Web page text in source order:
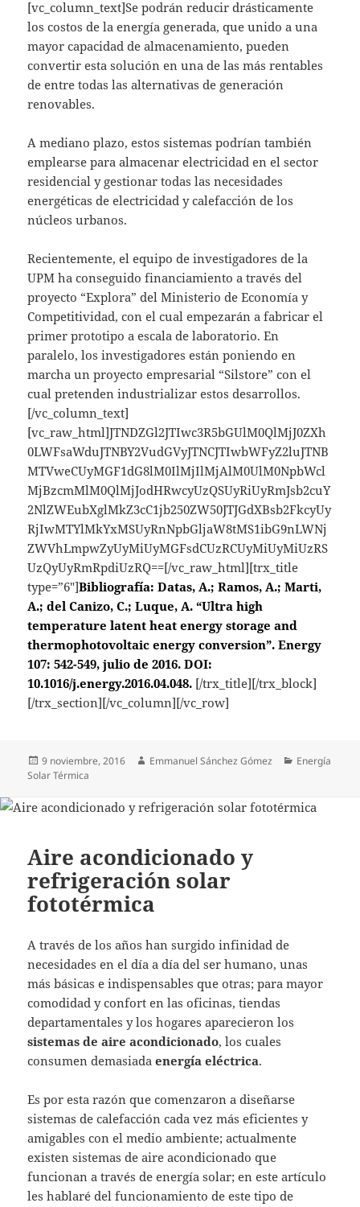
[vc_column_text]Se podrán reducir drásticamente
los costos de la energía generada, que unido a una
mayor capacidad de almacenamiento, pueden
convertir esta solución en una de las más rentables
de entre todas las alternativas de generación
renovables.
A mediano plazo, estos sistemas podrían también
emplearse para almacenar electricidad en el sector
residencial y gestionar todas las necesidades
energéticas de electricidad y calefacción de los
núcleos urbanos.
Recientemente, el equipo de investigadores de la
UPM ha conseguido financiamiento a través del
proyecto “Explora” del Ministerio de Economía y
Competitividad, con el cual empezarán a fabricar el
primer prototipo a escala de laboratorio. En
paralelo, los investigadores están poniendo en
marcha un proyecto empresarial “Silstore” con el
cual pretenden industrializar estos desarrollos.
[/vc_column_text]
[vc_raw_html]JTNDZGl2JTIwc3R5bGUlM0QlMjJ0ZXh
0LWFsaWduJTNBY2VudGVyJTNCJTIwbWFyZ2luJTNB
MTVweCUyMGF1dG8lM0IlMjIlMjAlM0UlM0NpbWcl
MjBzcmMlM0QlMjJodHRwcyUzQSUyRiUyRmJsb2cuY
2NlZWEubXglMkZ3cC1jb250ZW50JTJGdXBsb2FkcyUy
RjIwMTYlMkYxMSUyRnNpbGljaW8tMS1ibG9nLWNj
ZWVhLmpwZyUyMiUyMGFsdCUzRCUyMiUyMiUzRS
UzQyUyRmRpdiUzRQ==[/vc_raw_html][trx_title
type=”6″]Bibliografía: Datas, A.; Ramos, A.; Marti,
A.; del Canizo, C.; Luque, A. “Ultra high
temperature latent heat energy storage and
thermophotovoltaic energy conversion”. Energy
107: 542-549, julio de 2016. DOI:
10.1016/j.energy.2016.04.048. [/trx_title][/trx_block]
[/trx_section][/vc_column][/vc_row]
Publicado
el
9 noviembre, 2016 Autor
Emmanuel Sánchez Gómez Categorías
Energía
Solar Térmica
Aire acondicionado y
refrigeración solar
fototérmica
A través de los años han surgido infinidad de
necesidades en el día a día del ser humano, unas
más básicas e indispensables que otras; para mayor
comodidad y confort en las oficinas, tiendas
departamentales y los hogares aparecieron los
sistemas de aire acondicionado, los cuales
consumen demasiadaenergía eléctrica.
Es por esta razón que comenzaron a diseñarse
sistemas de calefacción cada vez más eficientes y
amigables con el medio ambiente; actualmente
existen sistemas de aire acondicionado que
funcionan a través de energía solar; en este artículo
les hablaré del funcionamiento de este tipo de